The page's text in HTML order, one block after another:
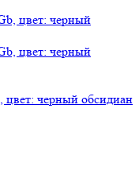
цвет: черный обсидиан